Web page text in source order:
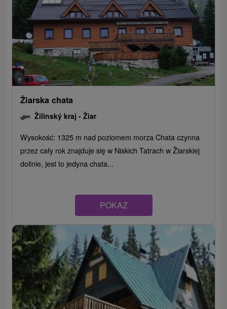
Žiarska chata
Žilinský kraj -Žiar
Wysokość: 1325 m nad poziomem morza Chata czynna
przez cały rok znajduje się w Niskich Tatrach w Žiarskiej
dolinie, jest to jedyna chata...
POKAZ